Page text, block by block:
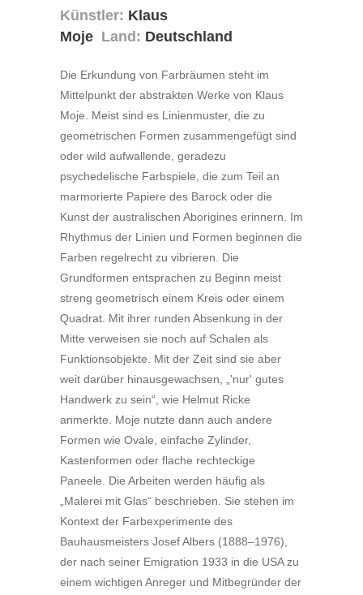
Künstler: Klaus
Moje Land: Deutschland
Die Erkundung von Farbräumen steht im
Mittelpunkt der abstrakten Werke von Klaus
Moje. Meist sind es Linienmuster, die zu
geometrischen Formen zusammengefügt sind
oder wild aufwallende, geradezu
psychedelische Farbspiele, die zum Teil an
marmorierte Papiere des Barock oder die
Kunst der australischen Aborigines erinnern. Im
Rhythmus der Linien und Formen beginnen die
Farben regelrecht zu vibrieren. Die
Grundformen entsprachen zu Beginn meist
streng geometrisch einem Kreis oder einem
Quadrat. Mit ihrer runden Absenkung in der
Mitte verweisen sie noch auf Schalen als
Funktionsobjekte. Mit der Zeit sind sie aber
weit darüber hinausgewachsen, „'nur' gutes
Handwerk zu sein“, wie Helmut Ricke
anmerkte. Moje nutzte dann auch andere
Formen wie Ovale, einfache Zylinder,
Kastenformen oder flache rechteckige
Paneele. Die Arbeiten werden häufig als
„Malerei mit Glas“ beschrieben. Sie stehen im
Kontext der Farbexperimente des
Bauhausmeisters Josef Albers (1888–1976),
der nach seiner Emigration 1933 in die USA zu
einem wichtigen Anreger und Mitbegründer der